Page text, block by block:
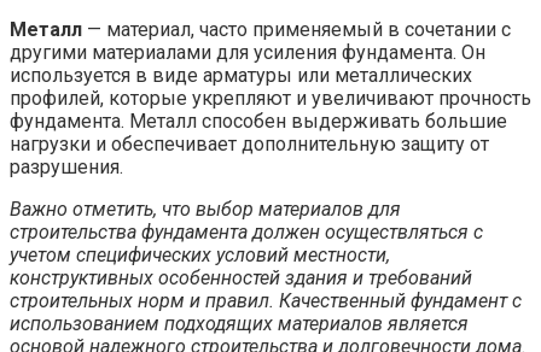
Металл — материал, часто применяемый в сочетании с
другими материалами для усиления фундамента. Он
используется в виде арматуры или металлических
профилей, которые укрепляют и увеличивают прочность
фундамента. Металл способен выдерживать большие
нагрузки и обеспечивает дополнительную защиту от
разрушения.
Важно отметить, что выбор материалов для
строительства фундамента должен осуществляться с
учетом специфических условий местности,
конструктивных особенностей здания и требований
строительных норм и правил. Качественный фундамент с
использованием подходящих материалов является
основой надежного строительства и долговечности дома.